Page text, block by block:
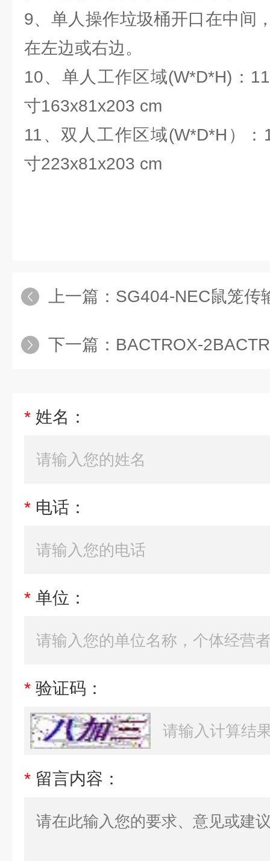
9、单人操作垃圾桶开口在中间
在左边或右边。
10、单人工作区域(W*D*H)：
寸163x81x203 cm
11、双人工作区域(W*D*H）
寸223x81x203 cm
上一篇： SG404-NEC鼠笼传
下一篇： BACTROX-
* 姓名：
* 电话：
* 单位：
* 验证码：
* 留言内容：